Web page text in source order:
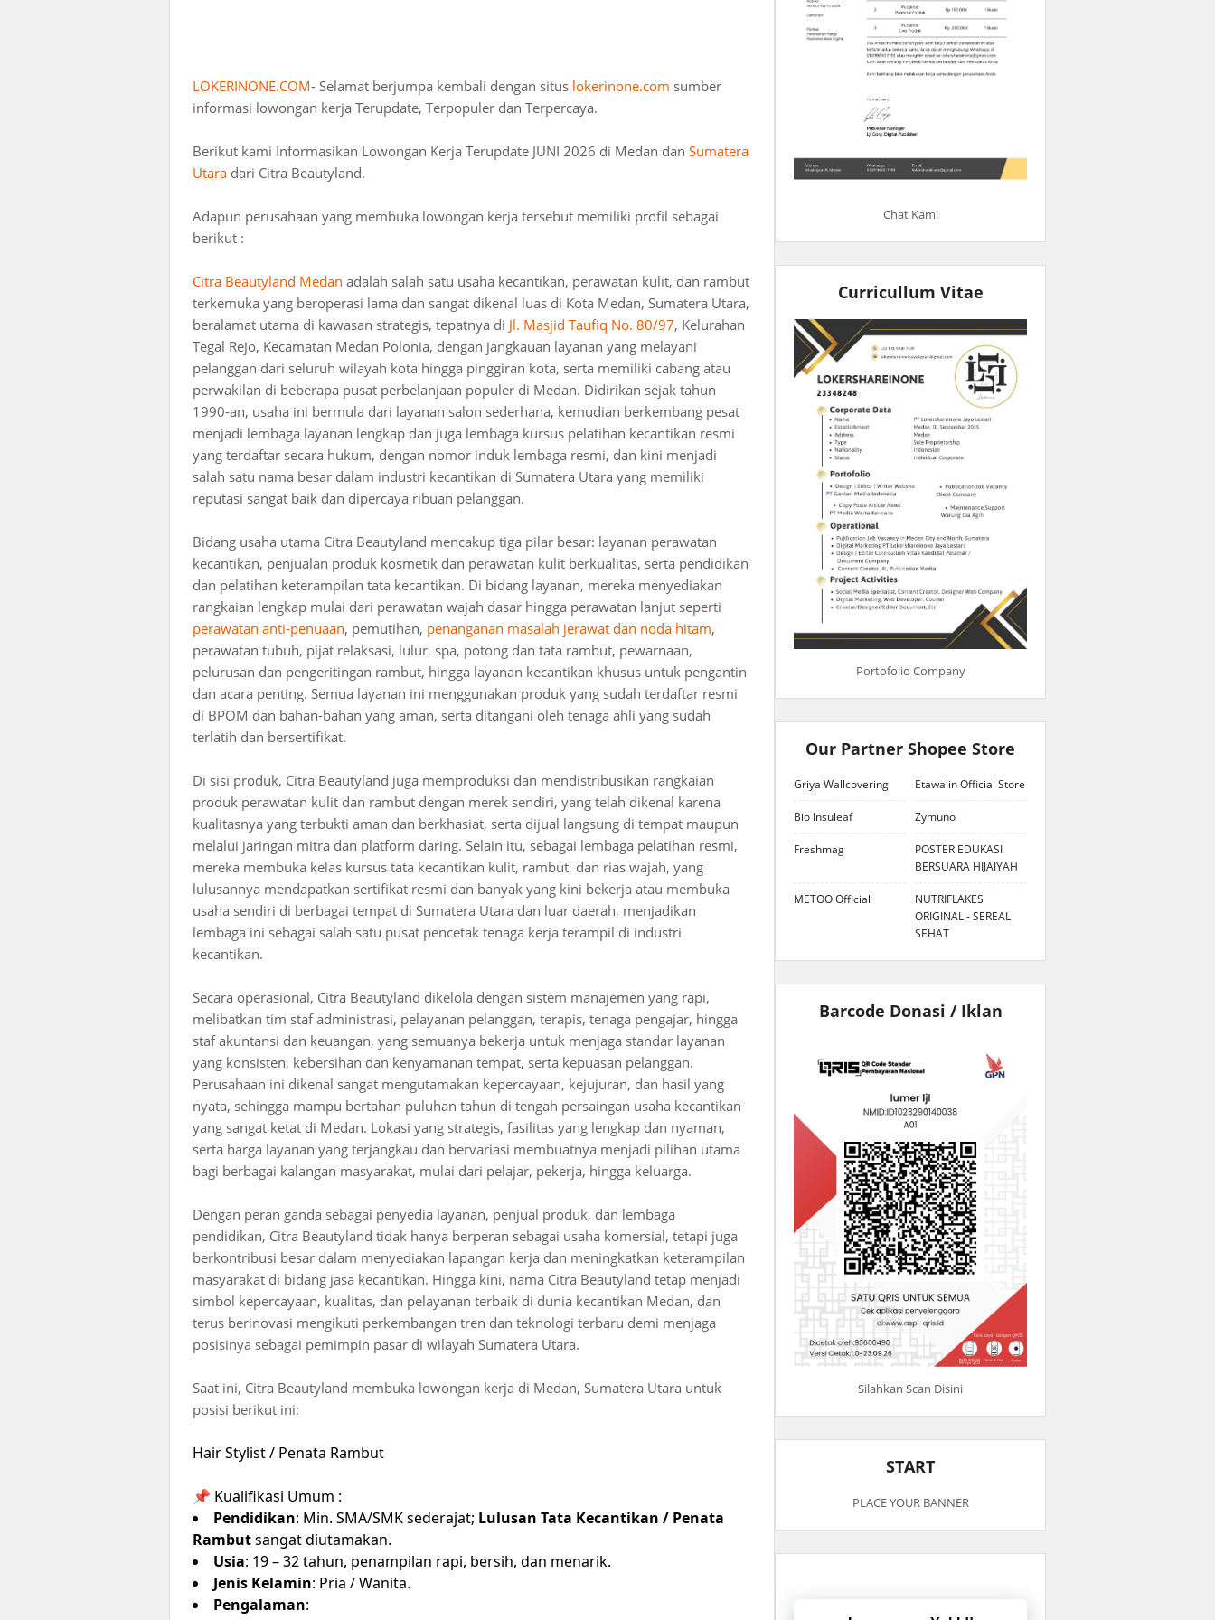
LOKERINONE.COM- Selamat berjumpa kembali dengan situs lokerinone.com sumber
informasi lowongan kerja Terupdate, Terpopuler dan Terpercaya.
Berikut kami Informasikan Lowongan Kerja Terupdate JUNI 2026 di Medan dan Sumatera
Utara dari Citra Beautyland.
Adapun perusahaan yang membuka lowongan kerja tersebut memiliki profil sebagai
berikut :
Citra Beautyland Medan adalah salah satu usaha kecantikan, perawatan kulit, dan rambut
terkemuka yang beroperasi lama dan sangat dikenal luas di Kota Medan, Sumatera Utara,
beralamat utama di kawasan strategis, tepatnya di Jl. Masjid Taufiq No. 80/97, Kelurahan
Tegal Rejo, Kecamatan Medan Polonia, dengan jangkauan layanan yang melayani
pelanggan dari seluruh wilayah kota hingga pinggiran kota, serta memiliki cabang atau
perwakilan di beberapa pusat perbelanjaan populer di Medan. Didirikan sejak tahun
1990-an, usaha ini bermula dari layanan salon sederhana, kemudian berkembang pesat
menjadi lembaga layanan lengkap dan juga lembaga kursus pelatihan kecantikan resmi
yang terdaftar secara hukum, dengan nomor induk lembaga resmi, dan kini menjadi
salah satu nama besar dalam industri kecantikan di Sumatera Utara yang memiliki
reputasi sangat baik dan dipercaya ribuan pelanggan.
Bidang usaha utama Citra Beautyland mencakup tiga pilar besar: layanan perawatan
kecantikan, penjualan produk kosmetik dan perawatan kulit berkualitas, serta pendidikan
dan pelatihan keterampilan tata kecantikan. Di bidang layanan, mereka menyediakan
rangkaian lengkap mulai dari perawatan wajah dasar hingga perawatan lanjut seperti
perawatan anti-penuaan, pemutihan, penanganan masalah jerawat dan noda hitam,
perawatan tubuh, pijat relaksasi, lulur, spa, potong dan tata rambut, pewarnaan,
pelurusan dan pengeritingan rambut, hingga layanan kecantikan khusus untuk pengantin
dan acara penting. Semua layanan ini menggunakan produk yang sudah terdaftar resmi
di BPOM dan bahan-bahan yang aman, serta ditangani oleh tenaga ahli yang sudah
terlatih dan bersertifikat.
Di sisi produk, Citra Beautyland juga memproduksi dan mendistribusikan rangkaian
produk perawatan kulit dan rambut dengan merek sendiri, yang telah dikenal karena
kualitasnya yang terbukti aman dan berkhasiat, serta dijual langsung di tempat maupun
melalui jaringan mitra dan platform daring. Selain itu, sebagai lembaga pelatihan resmi,
mereka membuka kelas kursus tata kecantikan kulit, rambut, dan rias wajah, yang
lulusannya mendapatkan sertifikat resmi dan banyak yang kini bekerja atau membuka
usaha sendiri di berbagai tempat di Sumatera Utara dan luar daerah, menjadikan
lembaga ini sebagai salah satu pusat pencetak tenaga kerja terampil di industri
kecantikan.
Secara operasional, Citra Beautyland dikelola dengan sistem manajemen yang rapi,
melibatkan tim staf administrasi, pelayanan pelanggan, terapis, tenaga pengajar, hingga
staf akuntansi dan keuangan, yang semuanya bekerja untuk menjaga standar layanan
yang konsisten, kebersihan dan kenyamanan tempat, serta kepuasan pelanggan.
Perusahaan ini dikenal sangat mengutamakan kepercayaan, kejujuran, dan hasil yang
nyata, sehingga mampu bertahan puluhan tahun di tengah persaingan usaha kecantikan
yang sangat ketat di Medan. Lokasi yang strategis, fasilitas yang lengkap dan nyaman,
serta harga layanan yang terjangkau dan bervariasi membuatnya menjadi pilihan utama
bagi berbagai kalangan masyarakat, mulai dari pelajar, pekerja, hingga keluarga.
Dengan peran ganda sebagai penyedia layanan, penjual produk, dan lembaga
pendidikan, Citra Beautyland tidak hanya berperan sebagai usaha komersial, tetapi juga
berkontribusi besar dalam menyediakan lapangan kerja dan meningkatkan keterampilan
masyarakat di bidang jasa kecantikan. Hingga kini, nama Citra Beautyland tetap menjadi
simbol kepercayaan, kualitas, dan pelayanan terbaik di dunia kecantikan Medan, dan
terus berinovasi mengikuti perkembangan tren dan teknologi terbaru demi menjaga
posisinya sebagai pemimpin pasar di wilayah Sumatera Utara.
Saat ini, Citra Beautyland membuka lowongan kerja di Medan, Sumatera Utara untuk
posisi berikut ini:
Hair Stylist / Penata Rambut
📌 Kualifikasi Umum :
Pendidikan: Min. SMA/SMK sederajat; Lulusan Tata Kecantikan / Penata
Rambutsangat diutamakan.
Usia: 19 – 32 tahun, penampilan rapi, bersih, dan menarik.
Jenis Kelamin: Pria / Wanita.
Pengalaman:
Chat Kami
Curricullum Vitae
Portofolio Company
Our Partner Shopee Store
Griya Wallcovering Etawalin Official Store
Bio Insuleaf Zymuno
Freshmag
POSTER EDUKASI
BERSUARA HIJAIYAH
METOO Official
NUTRIFLAKES
ORIGINAL - SEREAL
SEHAT
Barcode Donasi / Iklan
Silahkan Scan Disini
START
PLACE YOUR BANNER